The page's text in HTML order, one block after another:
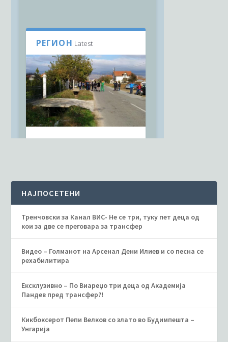
НАЈПОСЕТЕНИ
Тренчовски за Канал ВИС- Не се три, туку пет деца од
кои за две се преговара за трансфер
Видео – Голманот на Арсенал Дени Илиев и со песна се
рехабилитира
Ексклузивно – По Виареџо три деца од Академија
Пандев пред трансфер?!
Кикбоксерот Пепи Велков со злато во Будимпешта –
Унгарија